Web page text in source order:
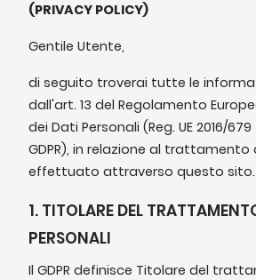
(PRIVACY POLICY)
Gentile Utente,
di seguito troverai tutte le
dall'art. 13 del Regolamento
dei Dati Personali (Reg. UE 2016/
GDPR), in relazione al
effettuato attraverso questo sito.
1. TITOLARE DEL
PERSONALI
Il GDPR definisce Titolare del